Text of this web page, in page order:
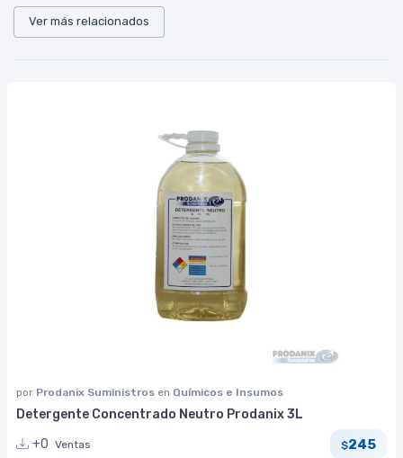
Ver más relacionados
por Prodanix Suministros en Químicos e Insumos
Detergente Concentrado Neutro Prodanix 3L
+0 Ventas $245